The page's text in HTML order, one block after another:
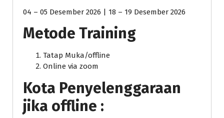
04 – 05 Desember 2026 | 18 – 19 Desember 2026
Metode Training
Tatap Muka/offline
Online via zoom
Kota Penyelenggaraan
jika offline :